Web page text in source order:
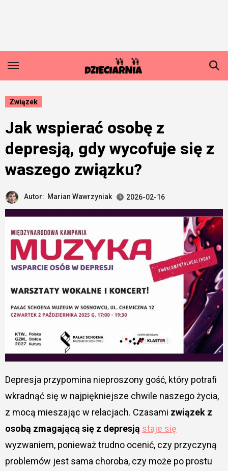
Związek
Jak wspierać osobę z
depresją, gdy wycofuje się z
waszego związku?
Autor: Marian Wawrzyniak 2026-02-16
Depresja przypomina nieproszony gość, który potrafi
wkradnąć się w najpiękniejsze chwile naszego życia,
z mocą mieszając w relacjach. Czasami związek z
osobą zmagającą się z depresją staje się
wyzwaniem, ponieważ trudno ocenić, czy przyczyną
problemów jest sama choroba, czy może po prostu